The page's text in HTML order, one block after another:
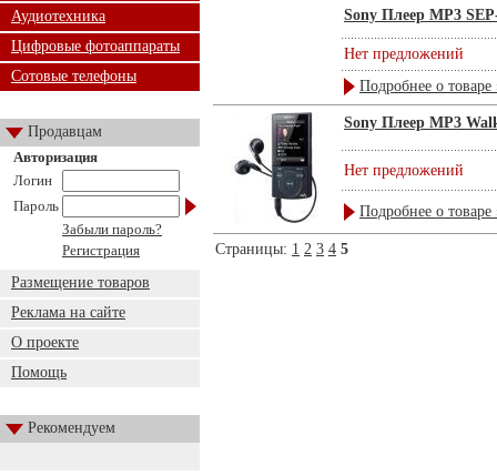
Аудиотехника
Цифровые фотоаппараты
Сотовые телефоны
Продавцам
Авторизация
Логин
Пароль
Забыли пароль?
Регистрация
Размещение товаров
Реклама на сайте
О проекте
Помощь
Рекомендуем
Sony Плеер MP3
Нет предложений
Подробнее о товаре
Sony Плеер MP3
Нет предложений
Подробнее о товаре
Страницы: 1 2 3 4 5